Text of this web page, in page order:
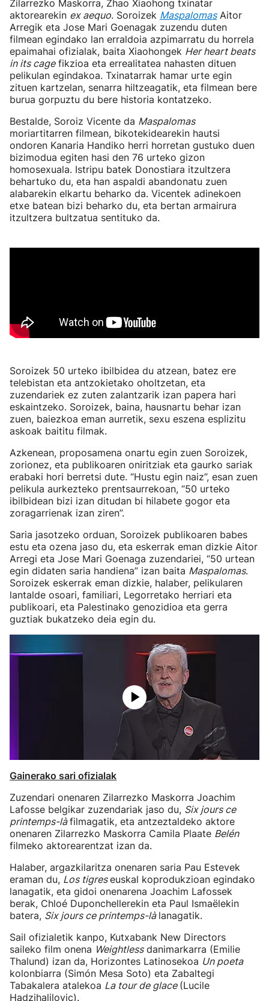
Zilarrezko Maskorra, Zhao Xiaohong txinatar
aktorearekin ex aequo. Soroizek MaspalomasAitor
Arregik eta Jose Mari Goenagak zuzendu duten
filmean egindako lan erraldoia azpimarratu du horrela
epaimahai ofizialak, baita Xiaohongek Her heart beats
in its cagefikzioa eta errealitatea nahasten dituen
pelikulan egindakoa. Txinatarrak hamar urte egin
zituen kartzelan, senarra hiltzeagatik, eta filmean bere
burua gorpuztu du bere historia kontatzeko.
Bestalde, Soroiz Vicente da Maspalomas
moriartitarren filmean, bikotekidearekin hautsi
ondoren Kanaria Handiko herri horretan gustuko duen
bizimodua egiten hasi den 76 urteko gizon
homosexuala. Istripu batek Donostiara itzultzera
behartuko du, eta han aspaldi abandonatu zuen
alabarekin elkartu beharko da. Vicentek adinekoen
etxe batean bizi beharko du, eta bertan armairura
itzultzera bultzatua sentituko da.
Soroizek 50 urteko ibilbidea du atzean, batez ere
telebistan eta antzokietako oholtzetan, eta
zuzendariek ez zuten zalantzarik izan papera hari
eskaintzeko. Soroizek, baina, hausnartu behar izan
zuen, baiezkoa eman aurretik, sexu eszena esplizitu
askoak baititu filmak.
Azkenean, proposamena onartu egin zuen Soroizek,
zorionez, eta publikoaren oniritziak eta gaurko sariak
erabaki hori berretsi dute. “Hustu egin naiz”, esan zuen
pelikula aurkezteko prentsaurrekoan, “50 urteko
ibilbidean bizi izan ditudan bi hilabete gogor eta
zoragarrienak izan ziren”.
Saria jasotzeko orduan, Soroizek publikoaren babes
estu eta ozena jaso du, eta eskerrak eman dizkie Aitor
Arregi eta Jose Mari Goenaga zuzendariei, “50 urtean
egin didaten saria handiena” izan baita Maspalomas.
Soroizek eskerrak eman dizkie, halaber, pelikularen
lantalde osoari, familiari, Legorretako herriari eta
publikoari, eta Palestinako genozidioa eta gerra
guztiak bukatzeko deia egin du.
Gainerako sari ofizialak
Zuzendari onenaren Zilarrezko Maskorra Joachim
Lafosse belgikar zuzendariak jaso du, Six jours ce
printemps-làfilmagatik, eta antzeztaldeko aktore
onenaren Zilarrezko Maskorra Camila Plaate Belén
filmeko aktorearentzat izan da.
Halaber, argazkilaritza onenaren saria Pau Estevek
eraman du, Los tigreseuskal koprodukzioan egindako
lanagatik, eta gidoi onenarena Joachim Lafossek
berak, Chloé Duponchellerekin eta Paul Ismaëlekin
batera, Six jours ce printemps-là lanagatik.
Sail ofizialetik kanpo, Kutxabank New Directors
saileko film onena Weightlessdanimarkarra (Emilie
Thalund) izan da, Horizontes Latinosekoa Un poeta
kolonbiarra (Simón Mesa Soto) eta Zabaltegi
Tabakalera atalekoa La tour de glace (Lucile
Hadzihalilovic).